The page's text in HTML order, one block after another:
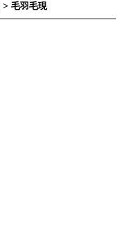
> 毛羽毛現